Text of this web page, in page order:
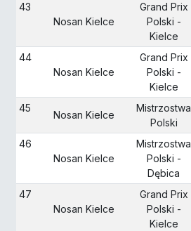
43
Nosan Kielce
Grand Prix
Polski -
Kielce
44
Nosan Kielce
Grand Prix
Polski -
Kielce
45
Nosan Kielce
Mistrzostwa
Polski
46
Nosan Kielce
Mistrzostwa
Polski -
Dębica
47
Nosan Kielce
Grand Prix
Polski -
Kielce